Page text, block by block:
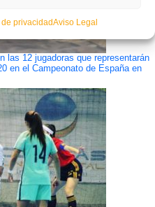
privacidadAviso Legal
las 12 jugadoras que representarán
en el Campeonato de España en